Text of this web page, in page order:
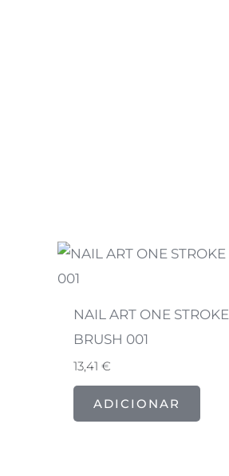
NAIL ART ONE STROKE
BRUSH 001
13,41€
ADICIONAR